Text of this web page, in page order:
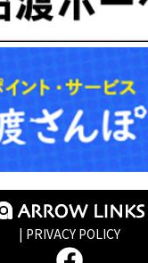
| PRIVACY POLICY